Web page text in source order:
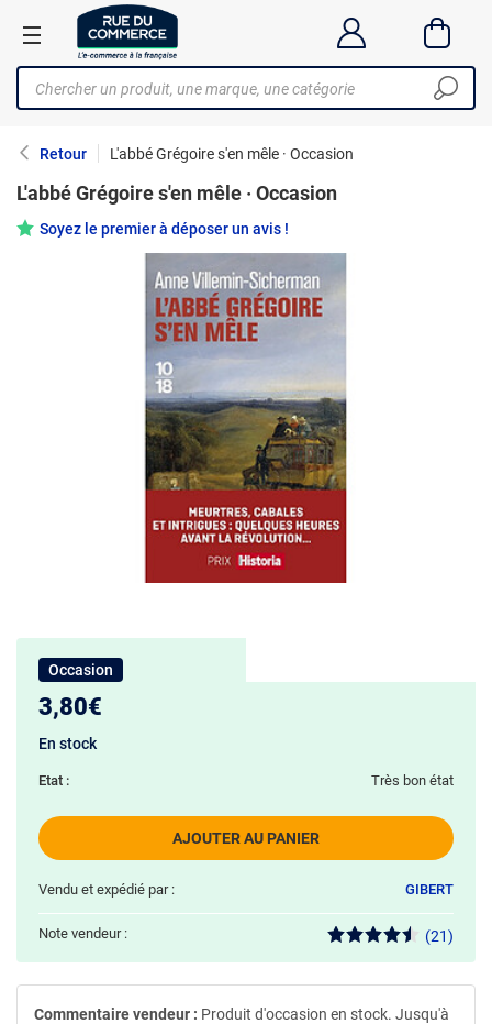
Retour L'abbé Grégoire s'en mêle · Occasion
L'abbé Grégoire s'en mêle · Occasion
Soyez le premier à déposer un avis !
Occasion
3,80€
AJOUTER AU PANIER
En stock
Etat : Très bon état
Vendu et expédié par : GIBERT
Note vendeur : (21)
Commentaire vendeur : Produit d'occasion en stock. Jusqu'à